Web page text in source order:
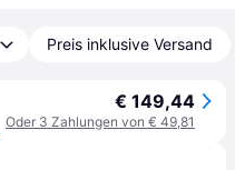
Preis inklusive Versand
€ 149,44
Oder 3 Zahlungen von € 49,81